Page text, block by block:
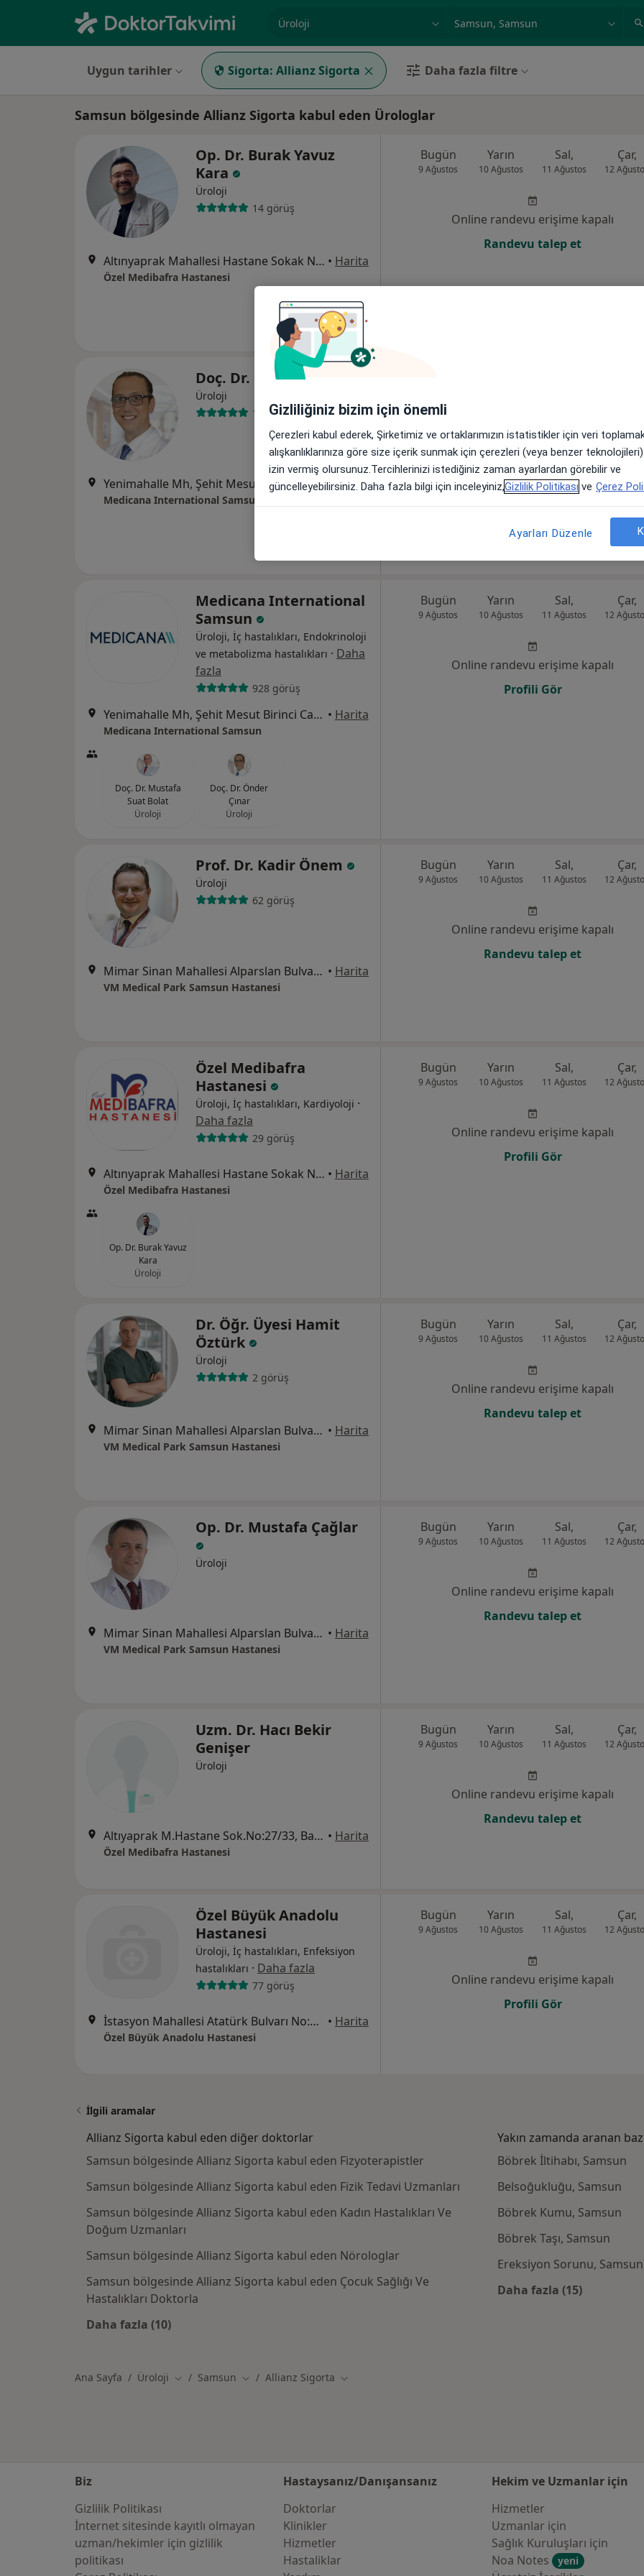
Uzmanlık, ilgi alanı ve hastalık, isim
Uygun tarihler Sigorta: Allianz Sigorta Daha fazla filtre
Samsun bölgesinde Allianz Sigorta kabul eden Ürologlar
Op. Dr. Burak Yavuz
Kara
Üroloji
14 görüş
Altınyaprak Mahallesi Hastane Sokak No: 27, Bafra • Harita
Özel Medibafra Hastanesi
Bugün
9 Ağustos
Yarın
10 Ağustos
Sal,
11 Ağustos
Çar,
12
Online randevu erişime kapalı
Randevu talep et
Doç. Dr. Önder Çınar
Üroloji
10 görüş
Yenimahalle Mh, Şehit Mesut Birinci Cad. No:85, Canik •Harita
Medicana International Samsun
Online randevu erişime kapalı
Randevu talep et
Medicana International
Samsun
Üroloji, İç hastalıkları, Endokrinoloji
ve metabolizma hastalıkları · Daha
fazla
928 görüş
Yenimahalle Mh, Şehit Mesut Birinci Cad. No:85, Canik • Harita
Medicana International Samsun
Doç. Dr. Mustafa
Suat Bolat
Üroloji
Doç. Dr. Önder
Çınar
Üroloji
Bugün
9 Ağustos
Yarın
10 Ağustos
Sal,
11 Ağustos
Çar,
12
Online randevu erişime kapalı
Profili Gör
Prof. Dr. Kadir Önem
Üroloji
62 görüş
Mimar Sinan Mahallesi Alparslan Bulvarı No:17, Atakum • Harita
VM Medical Park Samsun Hastanesi
Bugün
9 Ağustos
Yarın
10 Ağustos
Sal,
11 Ağustos
Çar,
12
Online randevu erişime kapalı
Randevu talep et
Özel Medibafra
Hastanesi
Üroloji, İç hastalıkları, Kardiyoloji ·
Daha fazla
29 görüş
Altınyaprak Mahallesi Hastane Sokak No: 27, Bafra • Harita
Özel Medibafra Hastanesi
Op. Dr. Burak Yavuz
Kara
Üroloji
Bugün
9 Ağustos
Yarın
10 Ağustos
Sal,
11 Ağustos
Çar,
12
Online randevu erişime kapalı
Profili Gör
Dr. Öğr. Üyesi Hamit
Öztürk
Üroloji
2 görüş
Mimar Sinan Mahallesi Alparslan Bulvarı No:17, Atakum • Harita
VM Medical Park Samsun Hastanesi
Bugün
9 Ağustos
Yarın
10 Ağustos
Sal,
11 Ağustos
Çar,
12
Online randevu erişime kapalı
Randevu talep et
Op. Dr. Mustafa Çağlar
Üroloji
Mimar Sinan Mahallesi Alparslan Bulvarı No:17, Atakum • Harita
VM Medical Park Samsun Hastanesi
Bugün
9 Ağustos
Yarın
10 Ağustos
Sal,
11 Ağustos
Çar,
12
Online randevu erişime kapalı
Randevu talep et
Uzm. Dr. Hacı Bekir
Genişer
Üroloji
Altıyaprak M.Hastane Sok.No:27/33, Bafra, Bafra • Harita
Özel Medibafra Hastanesi
Bugün
9 Ağustos
Yarın
10 Ağustos
Sal,
11 Ağustos
Çar,
12
Online randevu erişime kapalı
Randevu talep et
Özel Büyük Anadolu
Hastanesi
Üroloji, İç hastalıkları, Enfeksiyon
hastalıkları · Daha fazla
77 görüş
İstasyon Mahallesi Atatürk Bulvarı No:62, İlkadım • Harita
Özel Büyük Anadolu Hastanesi
Bugün
9 Ağustos
Yarın
10 Ağustos
Sal,
11 Ağustos
Çar,
12
Online randevu erişime kapalı
Profili Gör
İlgili aramalar
Allianz Sigorta kabul eden diğer doktorlar
Samsun bölgesinde Allianz Sigorta kabul eden Fizyoterapistler
Samsun bölgesinde Allianz Sigorta kabul eden Fizik Tedavi Uzmanları
Samsun bölgesinde Allianz Sigorta kabul eden Kadın Hastalıkları Ve
Doğum Uzmanları
Samsun bölgesinde Allianz Sigorta kabul eden Nörologlar
Samsun bölgesinde Allianz Sigorta kabul eden Çocuk Sağlığı Ve
Hastalıkları Doktorla
Daha fazla (10)
Yakın zamanda aranan
Böbrek İltihabı, Samsun
Belsoğukluğu, Samsun
Böbrek Kumu, Samsun
Böbrek Taşı, Samsun
Ereksiyon Sorunu, Samsun
Daha fazla (15)
Ana Sayfa Üroloji Şehir değiştir
Samsun Şehir değiştir
Allianz Sigorta Şehir değiştir
Biz
Gizlilik Politikası
İnternet sitesinde kayıtlı olmayan
uzman/hekimler i̇çin gizlilik
politikası
Hastaysanız/Danışansanız
Doktorlar
Klinikler
Hizmetler
Hastaliklar
Hekim ve Uzmanlar için
Hizmetler
Uzmanlar için
Sağlık Kuruluşları için
Noa Notes
yeni
Gizliliğiniz bizim için önemli
Çerezleri kabul ederek, Şirketimiz ve ortaklarımızın istatistikler için veri
alışkanlıklarınıza göre size içerik sunmak için çerezleri (veya benzer
izin vermiş olursunuz.Tercihlerinizi istediğiniz zaman ayarlardan görebilir ve
güncelleyebilirsiniz. Daha fazla bilgi için inceleyiniz,Gizlilik Politikası ve Çerez
Ayarları Düzenle